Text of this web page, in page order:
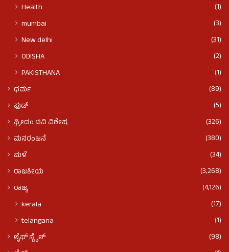
Health
(1)
mumbai
(3)
New delhi
(31)
ODISHA
(2)
PAKISTHANA
(1)
ಧರ್ಮ
(89)
ಫುಡ್​​
(5)
ಫ್ರೀಡಂ ಟಿವಿ ವಿಶೇಷ
(326)
ಮನರಂಜನೆ
(380)
ಮಳೆ
(34)
ರಾಜಕೀಯ
(3,268)
ರಾಜ್ಯ
(4,126)
kerala
(17)
telangana
(1)
ಲೈಫ್ ಸ್ಟೈಲ್
(98)